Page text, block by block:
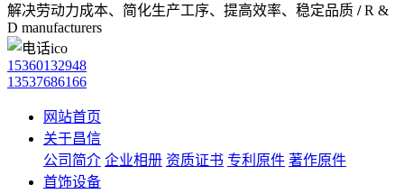
解决劳动力成本、简化生产工序、提高效率、稳定品质 / R &
D manufacturers
15360132948
13537686166
网站首页
关于昌信
公司简介 企业相册 资质证书 专利原件 著作原件
首饰设备